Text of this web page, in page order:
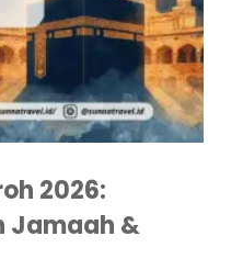
2026:
Jamaah &